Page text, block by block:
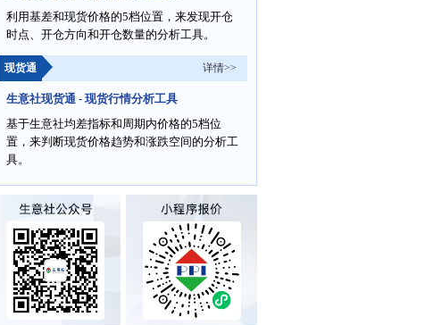
利用基差和现货价格的5档位置，来发现开仓
时点、开仓方向和开仓数量的分析工具。
现货通 详情>>
生意社现货通 - 现货行情分析工具
基于生意社均差指标和周期内价格的5档位
置，来判断现货价格趋势和涨跌空间的分析工
具。